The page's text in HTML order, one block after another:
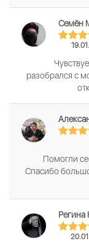
Семён
разобрался с
Помогли
Спасибо
Регина